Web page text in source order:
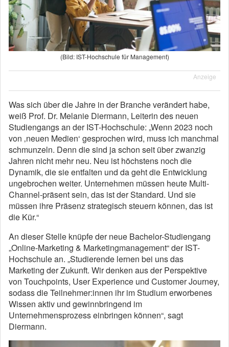
(Bild: IST-Hochschule für Management)
Anzeige
Was sich über die Jahre in der Branche verändert habe,
weiß Prof. Dr. Melanie Diermann, Leiterin des neuen
Studiengangs an der IST-Hochschule: „Wenn 2023 noch
von ‚neuen Medien‘ gesprochen wird, muss ich manchmal
schmunzeln. Denn die sind ja schon seit über zwanzig
Jahren nicht mehr neu. Neu ist höchstens noch die
Dynamik, die sie entfalten und da geht die Entwicklung
ungebrochen weiter. Unternehmen müssen heute Multi-
Channel-präsent sein, das ist der Standard. Und sie
müssen ihre Präsenz strategisch steuern können, das ist
die Kür.“
An dieser Stelle knüpfe der neue Bachelor-Studiengang
„Online-Marketing & Marketingmanagement“ der IST-
Hochschule an. „Studierende lernen bei uns das
Marketing der Zukunft. Wir denken aus der Perspektive
von Touchpoints, User Experience und Customer Journey,
sodass die Teilnehmer:innen ihr im Studium erworbenes
Wissen aktiv und gewinnbringend im
Unternehmensprozess einbringen können“, sagt
Diermann.